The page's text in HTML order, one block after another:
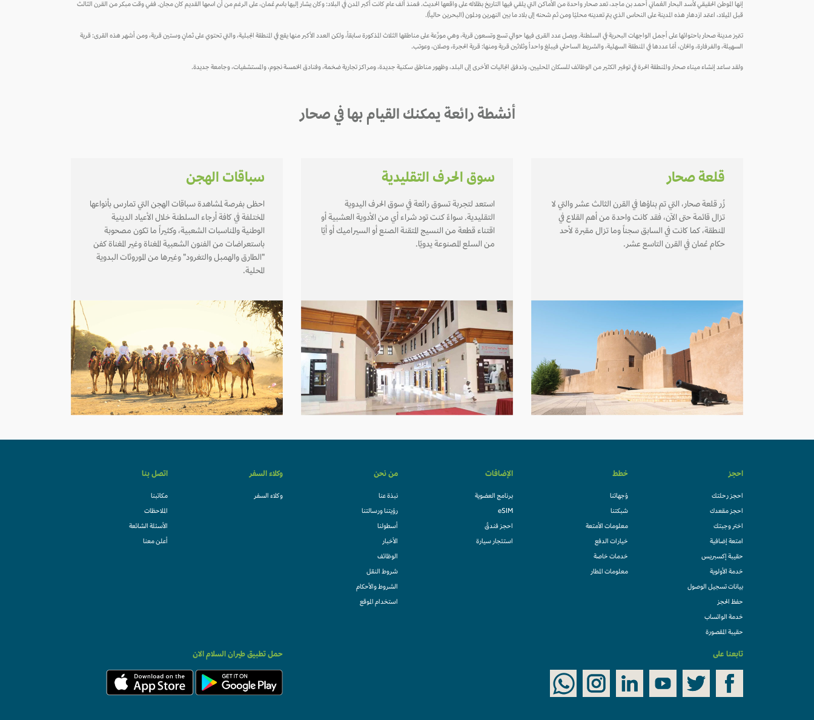
إنها الموطن الحقيقي لأسد البحار العُماني أحمد بن ماجد، تعد صحار واحدة من الأماكن التي يلقي فيها التاريخ بظلاله على واقعها الحديث. فمنذ ألف عام كانت أكبر المدن في البلاد: وكان يشار إليها باسم عُمان، على الرغم من أن اسمها القديم كان مجان. ففي وقت مبكر من القرن الثالث
قبل الميلاد، اعتمد ازدهار هذه المدينة على النحاس الذي يتم تعدينه محليًا ومن ثم شحنه إلى بلاد ما بين النهرين ودلمون (البحرين حالياً).
تتميز مدينة صحار باحتوائها على أجمل الواجهات البحرية في السلطنة. ويصل عدد القرى فيها حوالي تسع وتسعون قرية، وهي موزّعة على مناطقها الثلاث المذكورة سابقاً، ولكن العدد الأكبر منها يقع في المنطقة الجبلية، والتي تحتوي على ثمانٍ وستين قرية، ومن أشهر هذه القرى: قرية
السهيلة، والفرفارة، والخان، أمّا عددها في المنطقة السهلية، والشريط الساحلي فيبلغ واحداً وثلاثين قرية ومنها: قرية الحجرة، وصلان، وعوتب.
ولقد ساعد إنشاء ميناء صحار والمنطقة الحرة في توفير الكثير من الوظائف للسكان المحليين، وتدفق الجاليات الأخرى إلى البلد، وظهور مناطق سكنية جديدة، ومراكز تجارية ضخمة، وفنادق الخمسة نجوم، والمستشفيات، وجامعة جديدة.
أنشطة رائعة يمكنك القيام بها في صحار
قلعة صحار
زُر قلعة صحار، التي تم بناؤها في القرن الثالث عشر والتي لا
تزال قائمة حتى الآن، فقد كانت واحدة من أهم القلاع في
المنطقة، كما كانت في السابق سجناً وما تزال مقبرة لأحد
حكام عُمان في القرن التاسع عشر.
سوق الحرف التقليدية
استعد لتجربة تسوق رائعة في سوق الحرف اليدوية
التقليدية. سواءً كنت تود شراء أي من الأدوية العشبية أو
اقتناء قطعة من النسيج المتقنة الصنع أو السيراميك أو أيًا
من السلع المصنوعة يدويًا.
سباقات الهجن
احظى بفرصة لمشاهدة سباقات الهجن التي تمارس بأنواعها
المختلفة في كافة أرجاء السلطنة خلال الأعياد الدينية
الوطنية والمناسبات الشعبية، وكثيراً ما تكون مصحوبة
باستعراضات من الفنون الشعبية المغناة وغير المغناة كفن
"الطارق والهمبل والتغرود" وغيرها من الموروثات البدوية
المحلية.
احجز
احجز رحلتك
احجز مقعدك
اختر وجبتك
امتعة إضافية
حقيبة إكسبريس
خدمة الأولوية
بيانات تسجيل الوصول
حفظ الحجز
خدمة الواتساب
حقيبة المقصورة
خطط
وُجهاتنا
شبكتنا
معلومات الأمتعة
خيارات الدفع
خدمات خاصة
معلومات المطار
الإضافات
برنامج العضوية
eSIM
احجز فندقً
استئجار سيارة
من نحن
نبذة عنا
رؤيتنا ورسالتنا
أسطولنا
الأخبار
الوظائف
شروط النقل
الشروط والأحكام
استخدام الموقع
وكلاء السفر
وكلاء السفر
اتصل بنا
مكاتبنا
الملاحظات
الأسئلة الشائعة
أعلن معنا
تابعنا على حمل تطبيق طيران السلام الان